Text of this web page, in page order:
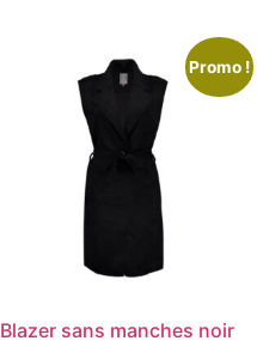
Promo !
Blazer sans manches noir